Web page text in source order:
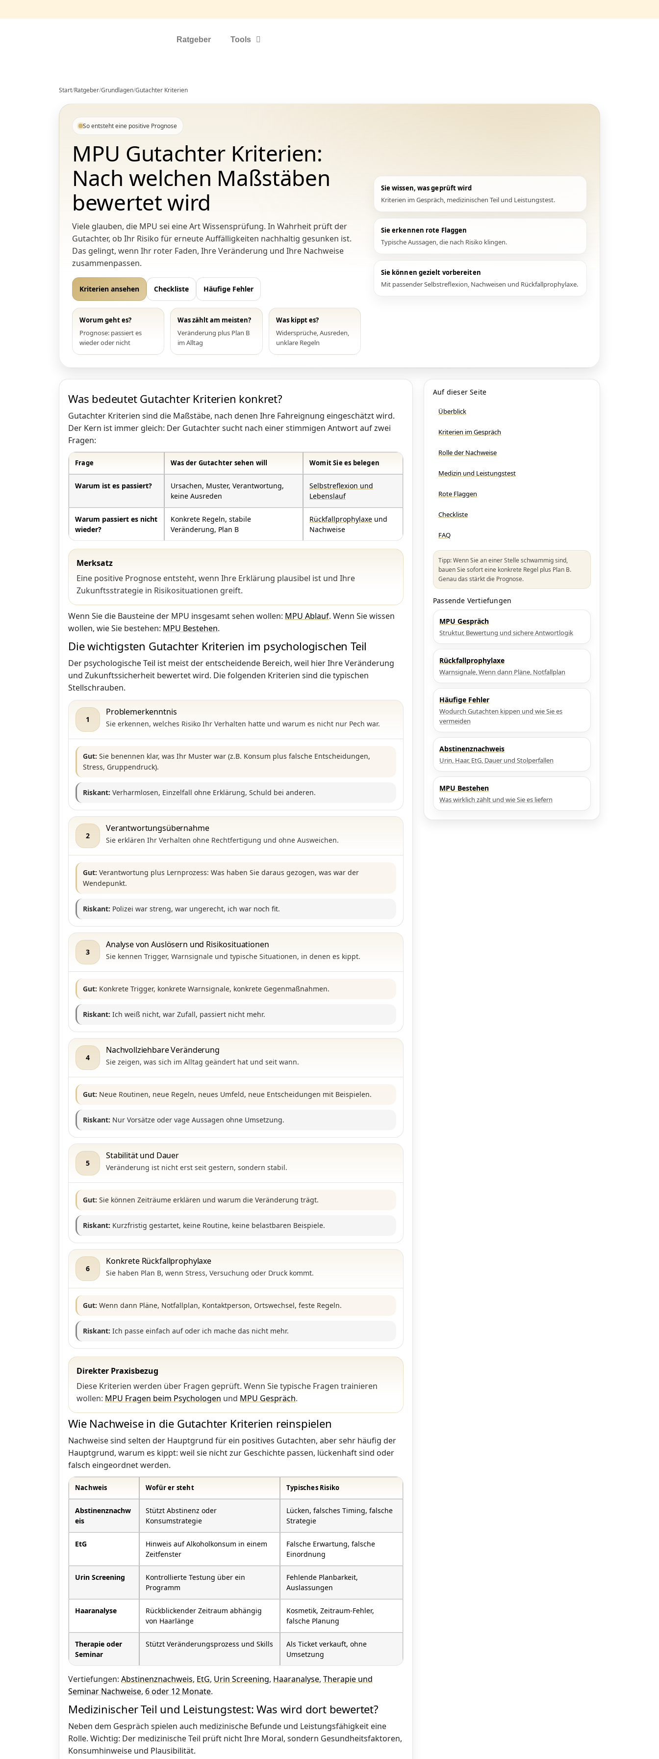
Ratgeber Tools
Start/Ratgeber/Grundlagen/Gutachter Kriterien
So entsteht eine positive Prognose
MPU Gutachter Kriterien:
Nach welchen Maßstäben
bewertet wird
Viele glauben, die MPU sei eine Art Wissensprüfung. In Wahrheit prüft der
Gutachter, ob Ihr Risiko für erneute Auffälligkeiten nachhaltig gesunken ist.
Das gelingt, wenn Ihr roter Faden, Ihre Veränderung und Ihre Nachweise
zusammenpassen.
Kriterien ansehen Checkliste Häufige Fehler
Worum geht es?
Prognose: passiert es
wieder oder nicht
Was zählt am meisten?
Veränderung plus Plan B
im Alltag
Was kippt es?
Widersprüche, Ausreden,
unklare Regeln
Sie wissen, was geprüft wird
Kriterien im Gespräch, medizinischen Teil und Leistungstest.
Sie erkennen rote Flaggen
Typische Aussagen, die nach Risiko klingen.
Sie können gezielt vorbereiten
Mit passender Selbstreflexion, Nachweisen und Rückfallprophylaxe.
Was bedeutet Gutachter Kriterien konkret?
Gutachter Kriterien sind die Maßstäbe, nach denen Ihre Fahreignung eingeschätzt wird.
Der Kern ist immer gleich: Der Gutachter sucht nach einer stimmigen Antwort auf zwei
Fragen:
Frage Was der Gutachter sehen will Womit Sie es belegen
Warum ist es passiert?
Ursachen, Muster, Verantwortung,
keine Ausreden
Selbstreflexion und
Lebenslauf
Warum passiert es nicht
wieder?
Konkrete Regeln, stabile
Veränderung, Plan B
Rückfallprophylaxe und
Nachweise
Merksatz
Eine positive Prognose entsteht, wenn Ihre Erklärung plausibel ist und Ihre
Zukunftsstrategie in Risikosituationen greift.
Wenn Sie die Bausteine der MPU insgesamt sehen wollen: MPU Ablauf. Wenn Sie wissen
wollen, wie Sie bestehen: MPU Bestehen.
Die wichtigsten Gutachter Kriterien im psychologischen Teil
Der psychologische Teil ist meist der entscheidende Bereich, weil hier Ihre Veränderung
und Zukunftssicherheit bewertet wird. Die folgenden Kriterien sind die typischen
Stellschrauben.
1
Problemerkenntnis
Sie erkennen, welches Risiko Ihr Verhalten hatte und warum es nicht nur Pech war.
Gut: Sie benennen klar, was Ihr Muster war (z.B. Konsum plus falsche Entscheidungen,
Stress, Gruppendruck).
Riskant: Verharmlosen, Einzelfall ohne Erklärung, Schuld bei anderen.
2
Verantwortungsübernahme
Sie erklären Ihr Verhalten ohne Rechtfertigung und ohne Ausweichen.
Gut: Verantwortung plus Lernprozess: Was haben Sie daraus gezogen, was war der
Wendepunkt.
Riskant: Polizei war streng, war ungerecht, ich war noch fit.
3
Analyse von Auslösern und Risikosituationen
Sie kennen Trigger, Warnsignale und typische Situationen, in denen es kippt.
Gut: Konkrete Trigger, konkrete Warnsignale, konkrete Gegenmaßnahmen.
Riskant: Ich weiß nicht, war Zufall, passiert nicht mehr.
4
Nachvollziehbare Veränderung
Sie zeigen, was sich im Alltag geändert hat und seit wann.
Gut: Neue Routinen, neue Regeln, neues Umfeld, neue Entscheidungen mit Beispielen.
Riskant: Nur Vorsätze oder vage Aussagen ohne Umsetzung.
5
Stabilität und Dauer
Veränderung ist nicht erst seit gestern, sondern stabil.
Gut: Sie können Zeiträume erklären und warum die Veränderung trägt.
Riskant: Kurzfristig gestartet, keine Routine, keine belastbaren Beispiele.
6
Konkrete Rückfallprophylaxe
Sie haben Plan B, wenn Stress, Versuchung oder Druck kommt.
Gut: Wenn dann Pläne, Notfallplan, Kontaktperson, Ortswechsel, feste Regeln.
Riskant: Ich passe einfach auf oder ich mache das nicht mehr.
Direkter Praxisbezug
Diese Kriterien werden über Fragen geprüft. Wenn Sie typische Fragen trainieren
wollen: MPU Fragen beim Psychologen und MPU Gespräch.
Wie Nachweise in die Gutachter Kriterien reinspielen
Nachweise sind selten der Hauptgrund für ein positives Gutachten, aber sehr häufig der
Hauptgrund, warum es kippt: weil sie nicht zur Geschichte passen, lückenhaft sind oder
falsch eingeordnet werden.
Nachweis Wofür er steht Typisches Risiko
Abstinenznachw
eis
Stützt Abstinenz oder
Konsumstrategie
Lücken, falsches Timing, falsche
Strategie
EtG
Hinweis auf Alkoholkonsum in einem
Zeitfenster
Falsche Erwartung, falsche
Einordnung
Urin Screening
Kontrollierte Testung über ein
Programm
Fehlende Planbarkeit,
Auslassungen
Haaranalyse
Rückblickender Zeitraum abhängig
von Haarlänge
Kosmetik, Zeitraum-Fehler,
falsche Planung
Therapie oder
Seminar
Stützt Veränderungsprozess und Skills
Als Ticket verkauft, ohne
Umsetzung
Vertiefungen: Abstinenznachweis, EtG, Urin Screening, Haaranalyse, Therapie und
Seminar Nachweise, 6 oder 12 Monate.
Medizinischer Teil und Leistungstest: Was wird dort bewertet?
Neben dem Gespräch spielen auch medizinische Befunde und Leistungsfähigkeit eine
Rolle. Wichtig: Der medizinische Teil prüft nicht Ihre Moral, sondern Gesundheitsfaktoren,
Konsumhinweise und Plausibilität.
Auf dieser Seite
Überblick
Kriterien im Gespräch
Rolle der Nachweise
Medizin und Leistungstest
Rote Flaggen
Checkliste
FAQ
Tipp: Wenn Sie an einer Stelle schwammig sind,
bauen Sie sofort eine konkrete Regel plus Plan B.
Genau das stärkt die Prognose.
Passende Vertiefungen
MPU Gespräch
Struktur, Bewertung und sichere Antwortlogik
Rückfallprophylaxe
Warnsignale, Wenn dann Pläne, Notfallplan
Häufige Fehler
Wodurch Gutachten kippen und wie Sie es
vermeiden
Abstinenznachweis
Urin, Haar, EtG, Dauer und Stolperfallen
MPU Bestehen
Was wirklich zählt und wie Sie es liefern